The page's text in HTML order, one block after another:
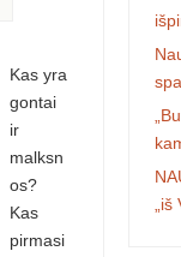
Kas yra
gontai
ir
malksn
os?
Kas
pirmasi